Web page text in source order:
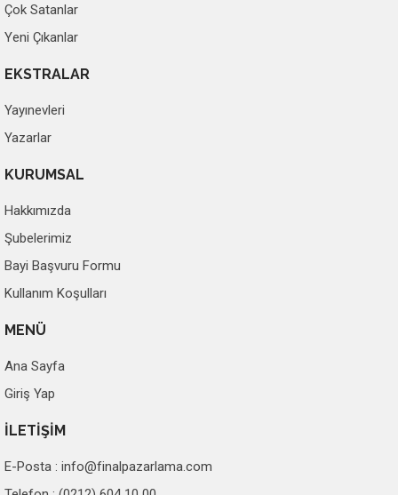
Çok Satanlar
Yeni Çıkanlar
EKSTRALAR
Yayınevleri
Yazarlar
KURUMSAL
Hakkımızda
Şubelerimiz
Bayi Başvuru Formu
Kullanım Koşulları
MENÜ
Ana Sayfa
Giriş Yap
İLETİŞİM
E-Posta : info@finalpazarlama.com